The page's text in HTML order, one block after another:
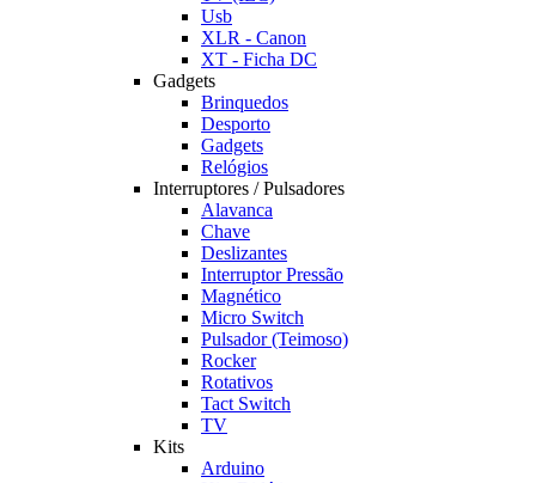
Usb
XLR - Canon
XT - Ficha DC
Gadgets
Brinquedos
Desporto
Gadgets
Relógios
Interruptores / Pulsadores
Alavanca
Chave
Deslizantes
Interruptor Pressão
Magnético
Micro Switch
Pulsador (Teimoso)
Rocker
Rotativos
Tact Switch
TV
Kits
Arduino